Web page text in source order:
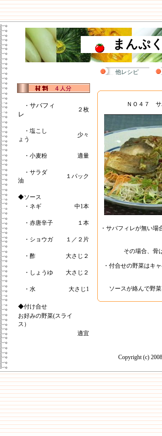
まんぷ
他レシピ
・ サバフィ
レ
２枚
・塩こし
ょう
少々
・小麦粉 適量
・サラダ
油
１パック
◆ソース
・ネギ
中1本
・赤唐辛子 １本
・ショウガ １／２片
・酢 大さじ２
・しょうゆ 大さじ２
・水 大さじ1
◆付け合せ
お好みの野菜(スライ
ス）
適宜
ＮＯ４７ サ
・サバフィレが無い
その場合、骨
・付合せの野菜はキ
ソースが絡んで野
Copyright (c)